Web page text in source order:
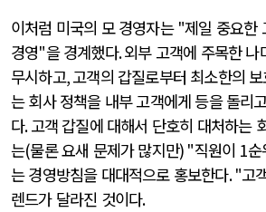
이처럼 미국의 모 경영자는 "제일 중요한
경영"을 경계했다.외부 고객에 주목한
무시하고,고객의 갑질로부터 최소한의
는 회사 정책을 내부 고객에게 등을 돌리
다.고객 갑질에 대해서 단호히 대처하는
는(물론 요새 문제가 많지만) "직원이 1
는 경영방침을 대대적으로 홍보한다. "고
렌드가 달라진 것이다.